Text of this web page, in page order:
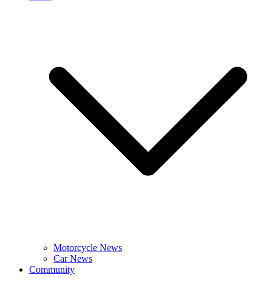
Motorcycle News
Car News
Community